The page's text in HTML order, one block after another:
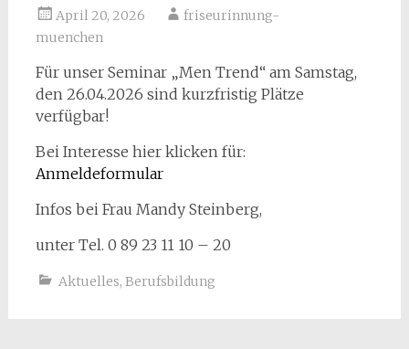
April 20, 2026
friseurinnung-
muenchen
Für unser Seminar „Men Trend“ am Samstag,
den 26.04.2026 sind kurzfristig Plätze
verfügbar!
Bei Interesse hier klicken für:
Anmeldeformular
Infos bei Frau Mandy Steinberg,
unter Tel. 0 89 23 11 10 – 20
Aktuelles, Berufsbildung